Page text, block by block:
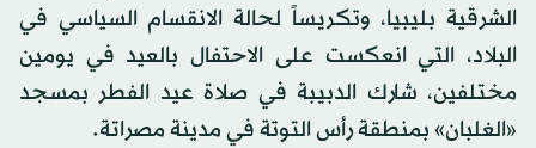
الشرقية بليبيا، وتكريساً لحالة الانقسام السياسي في
البلاد، التي انعكست على الاحتفال بالعيد في يومين
مختلفين، شارك الدبيبة في صلاة عيد الفطر بمسجد
«الغلبان» بمنطقة رأس التوتة في مدينة مصراتة.